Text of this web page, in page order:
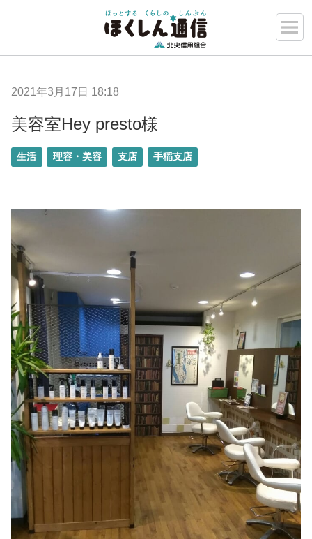
2021年3月17日 18:18
美容室Hey presto様
生活 理容・美容 支店 手稲支店